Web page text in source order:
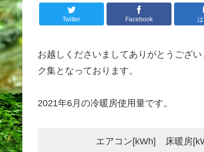
Twitter Facebook
お越しくださいましてありがとうござ
ク集となっております。
2021年6月の冷暖房使用量です。
エアコン[kWh] 床暖房